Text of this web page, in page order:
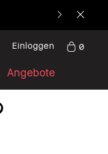
Angebote
Einloggen 0